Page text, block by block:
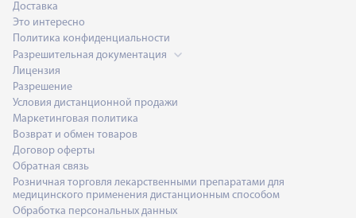
Доставка
Это интересно
Политика конфиденциальности
Разрешительная документация
Лицензия
Разрешение
Условия дистанционной продажи
Маркетинговая политика
Возврат и обмен товаров
Договор оферты
Обратная связь
Розничная торговля лекарственными препаратами для
медицинского применения дистанционным способом
Обработка персональных данных